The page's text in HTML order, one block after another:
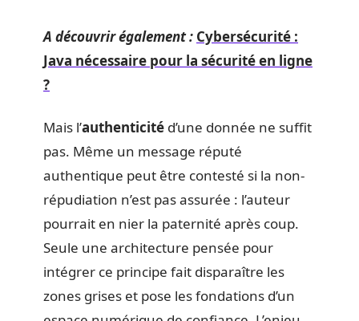
A découvrir également : Cybersécurité :
Java nécessaire pour la sécurité en ligne
?
Mais l’authenticité d’une donnée ne suffit
pas. Même un message réputé
authentique peut être contesté si la non-
répudiation n’est pas assurée : l’auteur
pourrait en nier la paternité après coup.
Seule une architecture pensée pour
intégrer ce principe fait disparaître les
zones grises et pose les fondations d’un